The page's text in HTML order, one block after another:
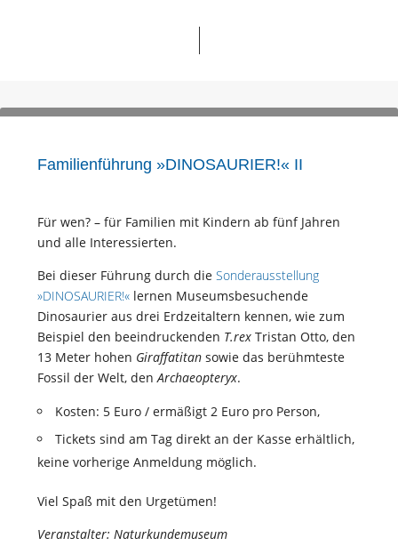
Familienführung »DINOSAURIER!« II
Für wen? – für Familien mit Kindern ab fünf Jahren
und alle Interessierten.
Bei dieser Führung durch die Sonderausstellung
»DINOSAURIER!« lernen Museumsbesuchende
Dinosaurier aus drei Erdzeitaltern kennen, wie zum
Beispiel den beeindruckenden T.rex Tristan Otto, den
13 Meter hohen Giraffatitan sowie das berühmteste
Fossil der Welt, denArchaeopteryx.
Kosten: 5 Euro / ermäßigt 2 Euro pro Person,
Tickets sind am Tag direkt an der Kasse erhältlich,
keine vorherige Anmeldung möglich.
Viel Spaß mit den Urgetümen!
Veranstalter: Naturkundemuseum